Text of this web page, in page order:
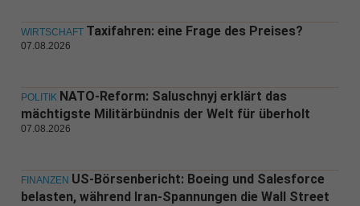
WIRTSCHAFT Taxifahren: eine Frage des Preises?
07.08.2026
POLITIK NATO-Reform: Saluschnyj erklärt das
mächtigste Militärbündnis der Welt für überholt
07.08.2026
FINANZEN US-Börsenbericht: Boeing und Salesforce
belasten, während Iran-Spannungen die Wall Street